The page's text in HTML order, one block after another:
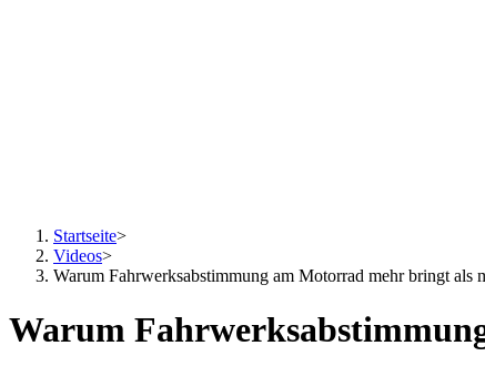
Startseite>
Videos>
Warum Fahrwerksabstimmung am Motorrad mehr bringt als
Warum